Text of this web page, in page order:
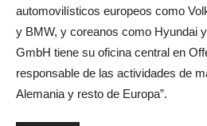
automovilísticos europeos como
y BMW, y coreanos como Hyundai
GmbH tiene su oficina central en
responsable de las actividades de
Alemania y resto de Europa”.